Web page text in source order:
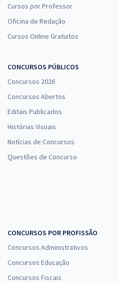
Cursos por Professor
Oficina de Redação
Cursos Online Gratuitos
CONCURSOS PÚBLICOS
Concursos 2026
Concursos Abertos
Editais Publicados
Histórias Visuais
Notícias de Concursos
Questões de Concurso
CONCURSOS POR PROFISSÃO
Concursos Administrativos
Concursos Educação
Concursos Fiscais